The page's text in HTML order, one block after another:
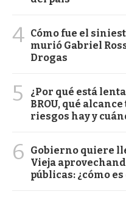
4 Cómo fue el
murió Gabriel
Drogas
5
¿Por qué está
BROU, qué
riesgos hay y
6
Gobierno quiere
Vieja
públicas: ¿cómo